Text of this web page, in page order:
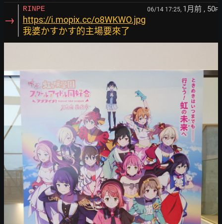
→
RINPE 06/14 17:25, 1月前 , 50F
https://i.mopix.cc/o8WKWO.jpg
我婆かすかす的主場要來了